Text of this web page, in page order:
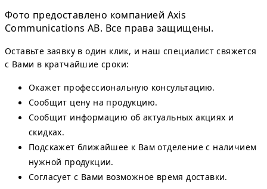
Фото предоставлено компанией Axis
Communications AB. Все права защищены.
Оставьте заявку в один клик, и наш специалист свяжется
с Вами в кратчайшие сроки:
Окажет профессиональную консультацию.
Сообщит цену на продукцию.
Сообщит информацию об актуальных акциях и
скидках.
Подскажет ближайшее к Вам отделение с наличием
нужной продукции.
Согласует с Вами возможное время доставки.